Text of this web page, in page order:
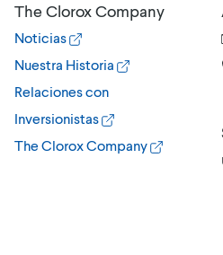
The Clorox Company
Noticias
Nuestra Historia
Relaciones con
Inversionistas
The Clorox Company